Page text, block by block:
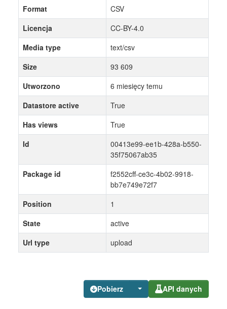
Pobierz API danych
Format
CSV
Licencja
CC-BY-4.0
Media type
text/csv
Size
93 609
Utworzono
6 miesięcy temu
Datastore active
True
Has views
True
Id
00413e99-ee1b-428a-b550-
35f75067ab35
Package id
f2552cff-ce3c-4b02-9918-
bb7e749e72f7
Position
1
State
active
Url type
upload